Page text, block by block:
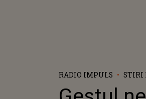
RADIO IMPULS STIRI